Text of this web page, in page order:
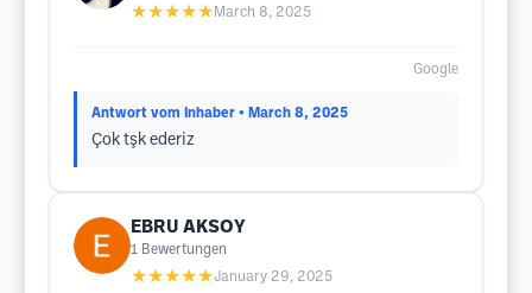
★★★★★ March 8, 2025
Google
Antwort vom Inhaber • March 8, 2025
Çok tşk ederiz
EBRU AKSOY
1 Bewertungen
★★★★★January 29, 2025